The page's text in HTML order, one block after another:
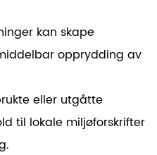
kan skape
opprydding av
eller utgåtte
til lokale miljøforskrifter